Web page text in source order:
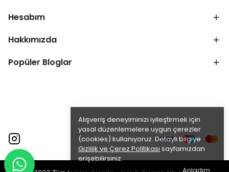
Alışveriş deneyiminizi iyileştirmek için
yasal düzenlemelere uygun çerezler
(cookies) kullanıyoruz. Detaylı bilgiye
Gizlilik ve Çerez Politikası sayfamızdan
erişebilirsiniz.
Hesabım
Hakkımızda
Popüler Bloglar